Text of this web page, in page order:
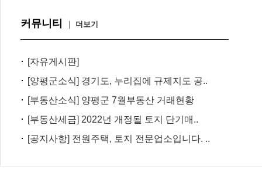
커뮤니티 더보기
[자유게시판]
[양평군소식] 경기도, 누리집에 규제지도 공..
[부동산소식] 양평군 7월부동산 거래현황
[부동산세금] 2022년 개정될 토지 단기매..
[공지사항] 전원주택, 토지 전문업소입니다. ..